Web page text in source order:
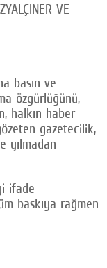
VE
basın ve
özgürlüğünü,
halkın haber
gazetecilik,
yılmadan
ifade
baskıya rağmen